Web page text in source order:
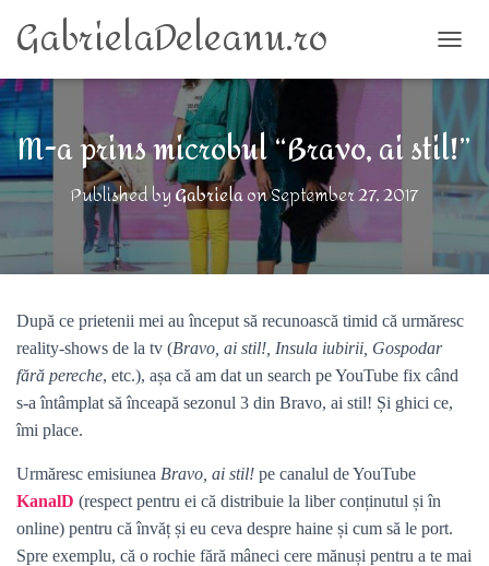
GabrielaDeleanu.ro
M-a prins microbul “Bravo, ai stil!”
Published byGabrielaonSeptember 27, 2017
După ce prietenii mei au început să recunoască timid că urmăresc
reality-shows de la tv (Bravo, ai stil!, Insula iubirii, Gospodar
fără pereche, etc.), așa că am dat un search pe YouTube fix când
s-a întâmplat să înceapă sezonul 3 din Bravo, ai stil! Și ghici ce,
îmi place.
Urmăresc emisiunea Bravo, ai stil! pe canalul de YouTube
KanalD (respect pentru ei că distribuie la liber conținutul și în
online) pentru că învăț și eu ceva despre haine și cum să le port.
Spre exemplu, că o rochie fără mâneci cere mănuși pentru a te mai